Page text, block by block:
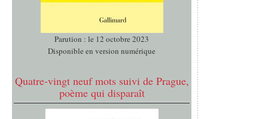
Parution : le 12 octobre 2023
Disponible en version numérique
Quatre-vingt neuf mots suivi de Prague,
poème qui disparaît